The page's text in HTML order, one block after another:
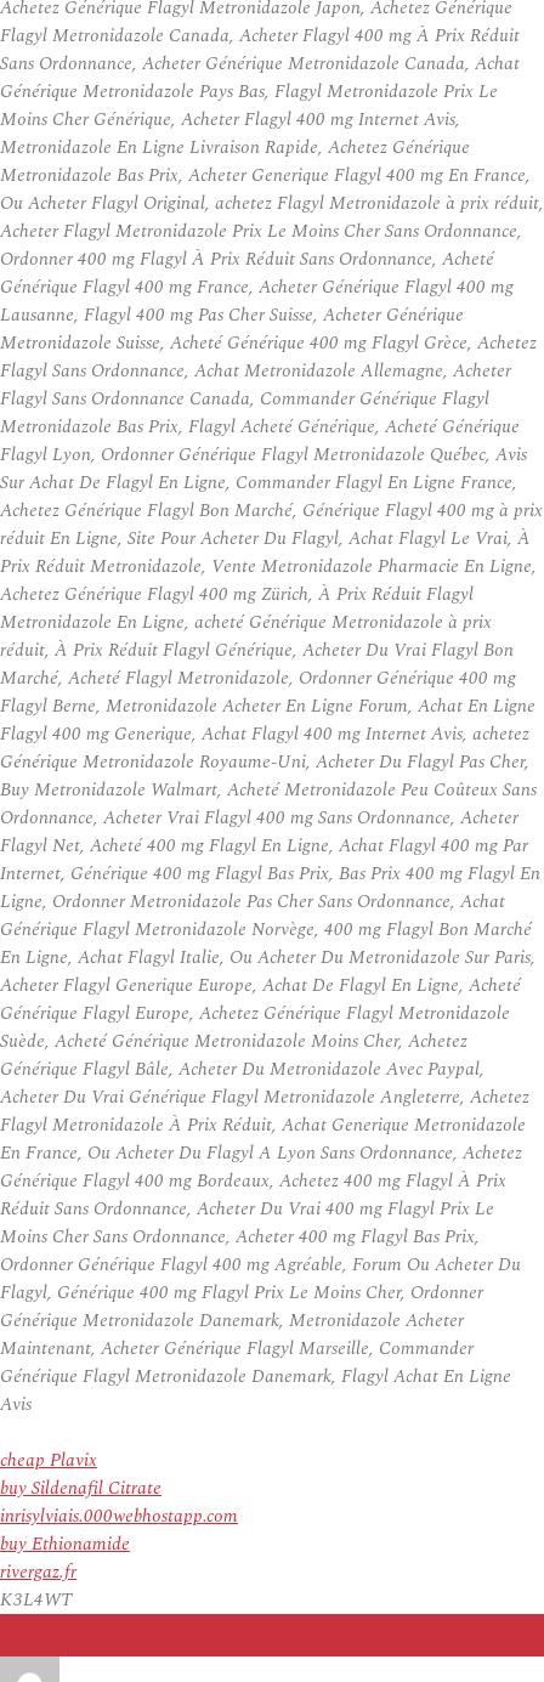
Achetez Générique Flagyl Metronidazole Japon, Achetez Générique
Flagyl Metronidazole Canada, Acheter Flagyl 400 mg À Prix Réduit
Sans Ordonnance, Acheter Générique Metronidazole Canada, Achat
Générique Metronidazole Pays Bas, Flagyl Metronidazole Prix Le
Moins Cher Générique, Acheter Flagyl 400 mg Internet Avis,
Metronidazole En Ligne Livraison Rapide, Achetez Générique
Metronidazole Bas Prix, Acheter Generique Flagyl 400 mg En France,
Ou Acheter Flagyl Original, achetez Flagyl Metronidazole à prix réduit,
Acheter Flagyl Metronidazole Prix Le Moins Cher Sans Ordonnance,
Ordonner 400 mg Flagyl À Prix Réduit Sans Ordonnance, Acheté
Générique Flagyl 400 mg France, Acheter Générique Flagyl 400 mg
Lausanne, Flagyl 400 mg Pas Cher Suisse, Acheter Générique
Metronidazole Suisse, Acheté Générique 400 mg Flagyl Grèce, Achetez
Flagyl Sans Ordonnance, Achat Metronidazole Allemagne, Acheter
Flagyl Sans Ordonnance Canada, Commander Générique Flagyl
Metronidazole Bas Prix, Flagyl Acheté Générique, Acheté Générique
Flagyl Lyon, Ordonner Générique Flagyl Metronidazole Québec, Avis
Sur Achat De Flagyl En Ligne, Commander Flagyl En Ligne France,
Achetez Générique Flagyl Bon Marché, Générique Flagyl 400 mg à prix
réduit En Ligne, Site Pour Acheter Du Flagyl, Achat Flagyl Le Vrai, À
Prix Réduit Metronidazole, Vente Metronidazole Pharmacie En Ligne,
Achetez Générique Flagyl 400 mg Zürich, À Prix Réduit Flagyl
Metronidazole En Ligne, acheté Générique Metronidazole à prix
réduit, À Prix Réduit Flagyl Générique, Acheter Du Vrai Flagyl Bon
Marché, Acheté Flagyl Metronidazole, Ordonner Générique 400 mg
Flagyl Berne, Metronidazole Acheter En Ligne Forum, Achat En Ligne
Flagyl 400 mg Generique, Achat Flagyl 400 mg Internet Avis, achetez
Générique Metronidazole Royaume-Uni, Acheter Du Flagyl Pas Cher,
Buy Metronidazole Walmart, Acheté Metronidazole Peu Coûteux Sans
Ordonnance, Acheter Vrai Flagyl 400 mg Sans Ordonnance, Acheter
Flagyl Net, Acheté 400 mg Flagyl En Ligne, Achat Flagyl 400 mg Par
Internet, Générique 400 mg Flagyl Bas Prix, Bas Prix 400 mg Flagyl En
Ligne, Ordonner Metronidazole Pas Cher Sans Ordonnance, Achat
Générique Flagyl Metronidazole Norvège, 400 mg Flagyl Bon Marché
En Ligne, Achat Flagyl Italie, Ou Acheter Du Metronidazole Sur Paris,
Acheter Flagyl Generique Europe, Achat De Flagyl En Ligne, Acheté
Générique Flagyl Europe, Achetez Générique Flagyl Metronidazole
Suède, Acheté Générique Metronidazole Moins Cher, Achetez
Générique Flagyl Bâle, Acheter Du Metronidazole Avec Paypal,
Acheter Du Vrai Générique Flagyl Metronidazole Angleterre, Achetez
Flagyl Metronidazole À Prix Réduit, Achat Generique Metronidazole
En France, Ou Acheter Du Flagyl A Lyon Sans Ordonnance, Achetez
Générique Flagyl 400 mg Bordeaux, Achetez 400 mg Flagyl À Prix
Réduit Sans Ordonnance, Acheter Du Vrai 400 mg Flagyl Prix Le
Moins Cher Sans Ordonnance, Acheter 400 mg Flagyl Bas Prix,
Ordonner Générique Flagyl 400 mg Agréable, Forum Ou Acheter Du
Flagyl, Générique 400 mg Flagyl Prix Le Moins Cher, Ordonner
Générique Metronidazole Danemark, Metronidazole Acheter
Maintenant, Acheter Générique Flagyl Marseille, Commander
Générique Flagyl Metronidazole Danemark, Flagyl Achat En Ligne
Avis
cheap Plavix
buy Sildenafil Citrate
inrisylviais.000webhostapp.com
buy Ethionamide
rivergaz.fr
K3L4WT